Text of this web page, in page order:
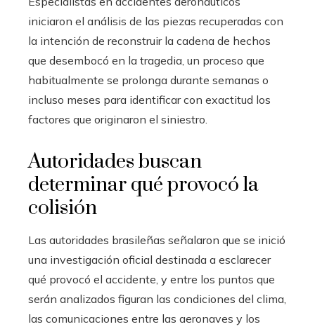
iniciaron el análisis de las piezas recuperadas con
la intención de reconstruir la cadena de hechos
que desembocó en la tragedia, un proceso que
habitualmente se prolonga durante semanas o
incluso meses para identificar con exactitud los
factores que originaron el siniestro.
Autoridades buscan
determinar qué provocó la
colisión
Las autoridades brasileñas señalaron que se inició
una investigación oficial destinada a esclarecer
qué provocó el accidente, y entre los puntos que
serán analizados figuran las condiciones del clima,
las comunicaciones entre las aeronaves y los